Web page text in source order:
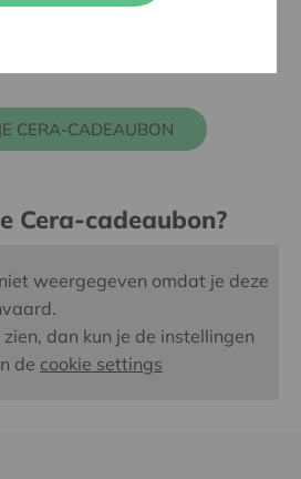
CERA-CADEAUBON
Cera-cadeaubon?
weergegeven omdat je deze
dan kun je de instellingen
de cookie settings